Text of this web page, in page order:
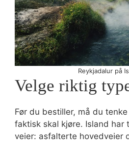
Reykjadalur på
Velge riktig
Før du bestiller, må du
faktisk skal kjøre. Island har
veier: asfalterte hovedveier